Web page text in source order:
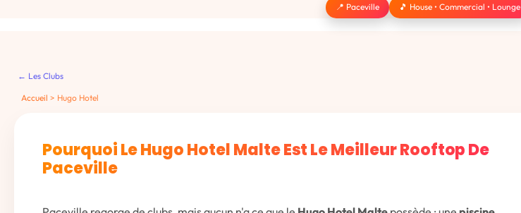
📍 Paceville 🎵 House • Commercial • Lounge
← Les Clubs
Accueil > Hugo Hotel
Pourquoi Le Hugo Hotel Malte Est Le Meilleur Rooftop De
Paceville